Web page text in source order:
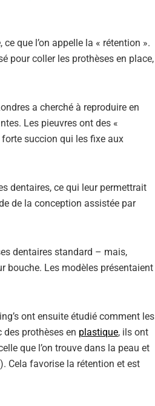
que l’on appelle la « rétention ».
pour coller les prothèses en place,
a cherché à reproduire en
Les pieuvres ont des «
succion qui les fixe aux
dentaires, ce qui leur permettrait
de la conception assistée par
dentaires standard – mais,
bouche. Les modèles présentaient
ont ensuite étudié comment les
prothèses en plastique, ils ont
que l’on trouve dans la peau et
Cela favorise la rétention et est